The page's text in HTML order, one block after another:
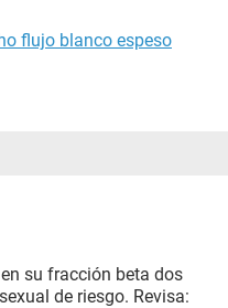
flujo blanco espeso
su fracción beta dos
de riesgo. Revisa: